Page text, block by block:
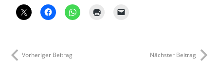
Vorheriger Beitrag Nächster Beitrag